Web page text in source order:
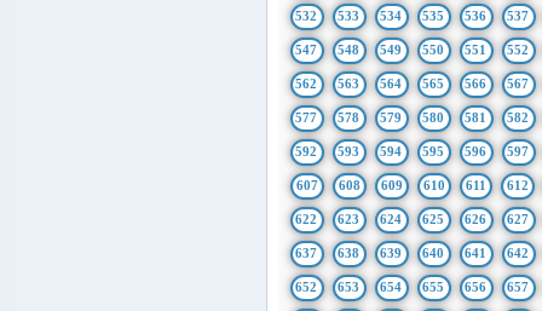
532 533 534 535 536 537
547 548 549 550 551 552
562 563 564 565 566 567
577 578 579 580 581 582
592 593 594 595 596 597
607 608 609 610 611 612
622 623 624 625 626 627
637 638 639 640 641 642
652 653 654 655 656 657